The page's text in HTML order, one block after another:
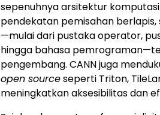
sepenuhnya arsitektur
pendekatan pemisahan
—mulai dari pustaka operator,
hingga bahasa
pengembang. CANN juga
open sourceseperti Triton,
meningkatkan aksesibilitas dan